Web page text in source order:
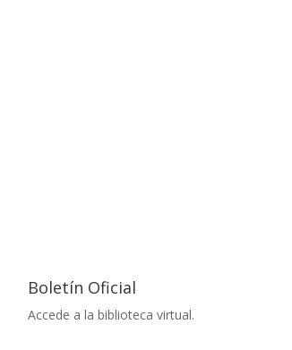
Boletín Oficial
Accede a la biblioteca virtual.